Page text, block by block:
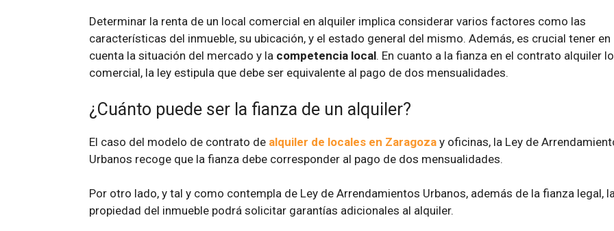
Determinar la renta de un local comercial en alquiler implica considerar varios factores como las
características del inmueble, su ubicación, y el estado general del mismo. Además, es crucial tener en
cuenta la situación del mercado y la competencia local. En cuanto a la fianza en el contrato alquiler
comercial, la ley estipula que debe ser equivalente al pago de dos mensualidades.
¿Cuánto puede ser la fianza de un alquiler?
El caso del modelo de contrato de alquiler de locales en Zaragoza y oficinas, la Ley de
Urbanos recoge que la fianza debe corresponder al pago de dos mensualidades.
Por otro lado, y tal y como contempla de Ley de Arrendamientos Urbanos, además de la fianza legal,
propiedad del inmueble podrá solicitar garantías adicionales al alquiler.